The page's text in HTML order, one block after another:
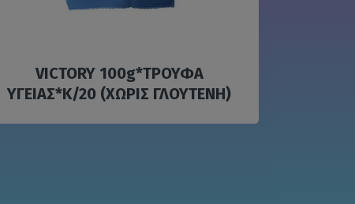
VICTORY 100g*ΤΡΟΥΦΑ
ΥΓΕΙΑΣ*Κ/20 (ΧΩΡΙΣ ΓΛΟΥΤΕΝΗ)